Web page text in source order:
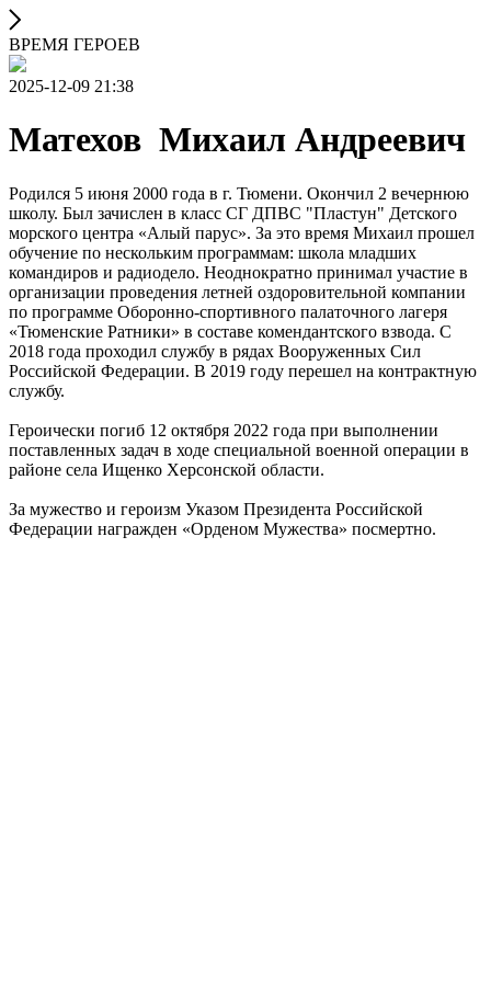
ВРЕМЯ ГЕРОЕВ
2025-12-09 21:38
Матехов Михаил Андреевич
Родился 5 июня 2000 года в г. Тюмени. Окончил 2 вечернюю
школу. Был зачислен в класс СГ ДПВС "Пластун" Детского
морского центра «Алый парус». За это время Михаил прошел
обучение по нескольким программам: школа младших
командиров и радиодело. Неоднократно принимал участие в
организации проведения летней оздоровительной компании
по программе Оборонно-спортивного палаточного лагеря
«Тюменские Ратники» в составе комендантского взвода. С
2018 года проходил службу в рядах Вооруженных Сил
Российской Федерации. В 2019 году перешел на контрактную
службу.
Героически погиб 12 октября 2022 года при выполнении
поставленных задач в ходе специальной военной операции в
районе села Ищенко Херсонской области.
За мужество и героизм Указом Президента Российской
Федерации награжден «Орденом Мужества» посмертно.